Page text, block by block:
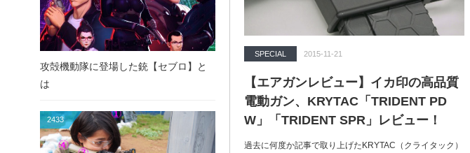
SPECIAL 2015-11-21
【エアガンレビュー】イカ印の高品質
電動ガン、KRYTAC「TRIDENT PD
W」「TRIDENT SPR」レビュー！
過去に何度か記事で取り上げたKRYTAC（クライタック）
攻殻機動隊に登場した銃【セブロ】と
は
2433